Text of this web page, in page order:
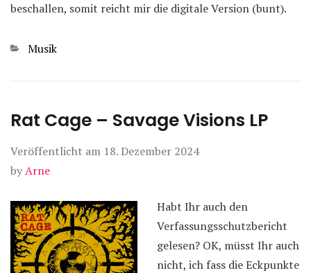
beschallen, somit reicht mir die digitale Version (bunt).
Kategorien
Musik
Rat Cage – Savage Visions LP
Veröffentlicht am 18. Dezember 2024
byArne
Habt Ihr auch den
Verfassungsschutzbericht
gelesen? OK, müsst Ihr auch
nicht, ich fass die Eckpunkte